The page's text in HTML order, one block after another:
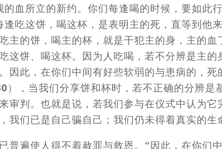
的血所立的新约。你们每逢喝的时候 ，要如此
逢吃这饼 ，喝这杯 ， 是表明主的死 ， 直等到他
主的饼 ，喝主的杯 ，就是干犯主的身 ， 主的血
这饼、喝这杯。因为人吃喝 ，若不分辨是主的
因此 ，在你们中间有好些软弱的与患病的 ，死
）， 当我们分享饼和杯时 ，若不正确的分辨是
审判。也就是说 ，若我们参与在仪式中认为它
我们已是自己骗自己 ；我们仍未得着真实的生
普遍使人得不着赦罪与救恩。“因此 ，在你们